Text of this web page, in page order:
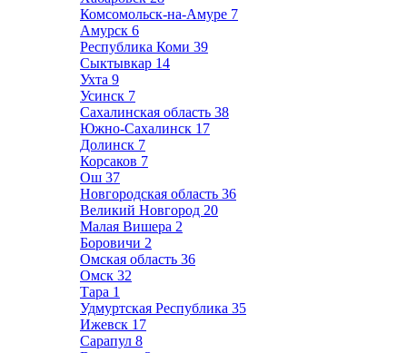
Комсомольск-на-Амуре 7
Амурск 6
Республика Коми 39
Сыктывкар 14
Ухта 9
Усинск 7
Сахалинская область 38
Южно-Сахалинск 17
Долинск 7
Корсаков 7
Ош 37
Новгородская область 36
Великий Новгород 20
Малая Вишера 2
Боровичи 2
Омская область 36
Омск 32
Тара 1
Удмуртская Республика 35
Ижевск 17
Сарапул 8